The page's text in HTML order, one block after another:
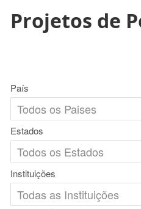
Projetos de
País
Estados
Instituições